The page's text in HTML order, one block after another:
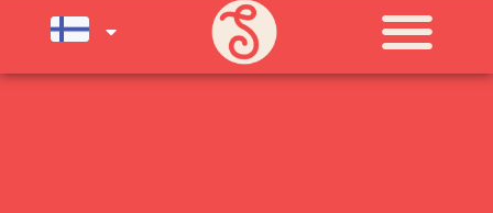
SU) ELOKUUN LOPPUUN ASTI
LÄMPIMÄSTI TERVETULOA!